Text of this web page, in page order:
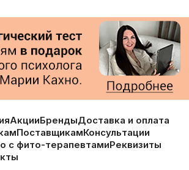
АкцииБрендыДоставка и оплата
ПоставщикамКонсультации
с фито-терапевтамиРеквизиты